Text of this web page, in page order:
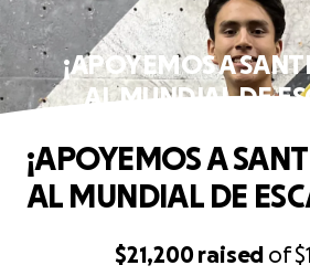
¡APOYEMOS A
AL MUNDIAL DE
$21,200raised of
¡APOYEMOS A
AL MUNDIAL DE